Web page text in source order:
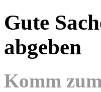
Gute
abgeben
Komm